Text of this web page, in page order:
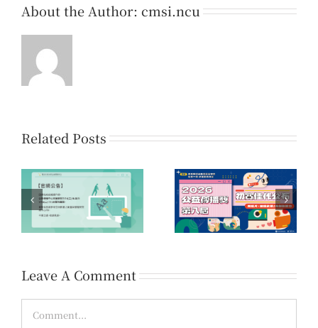
About the Author: cmsi.ncu
Related Posts
第八屆公益傳播獎 初賽
佳作名單公告
第16屆「您的一票，決
定愛的力量」公益傳播
領域提案開放公告
Leave A Comment